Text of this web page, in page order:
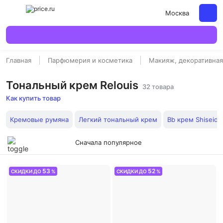
Москва
Главная Парфюмерия и косметика Макияж,
Тональный крем Relouis 32 товара
Как купить товар
Кремовые румяна Легкий тональный крем Bb крем Shiseido
Сначала популярное
СКИДКИ ДО 53 % СКИДКИ ДО 52 %